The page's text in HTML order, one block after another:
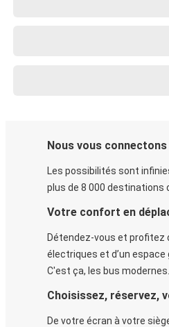
Nous vous connectons
Les possibilités sont
plus de 8 000 destinations
Votre confort en
Détendez-vous et profitez
électriques et d’un espace
C'est ça, les bus modernes.
Choisissez, réservez,
De votre écran à votre